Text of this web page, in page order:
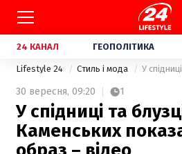
24 КАНАЛ ГЕОПОЛІТИКА
Lifestyle 24 Стиль і мода
30 вересня, 09:20 1
У спідниці та
Каменських